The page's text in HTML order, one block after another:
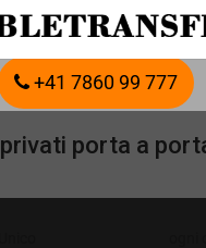
il tuo
chiama
+41 7860 99 777
porta a